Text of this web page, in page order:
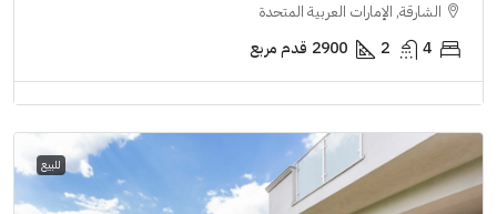
الشارقة, الإمارات العربية المتحدة
4
2
2900 قدم مربع
للبيع